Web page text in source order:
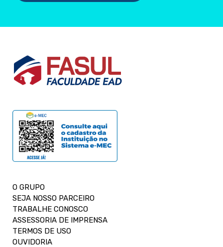
O GRUPO
SEJA NOSSO PARCEIRO
TRABALHE CONOSCO
ASSESSORIA DE IMPRENSA
TERMOS DE USO
OUVIDORIA